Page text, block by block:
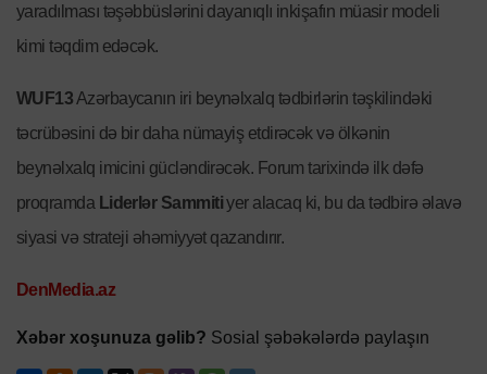
yaradılması təşəbbüslərini dayanıqlı inkişafın müasir modeli
kimi təqdim edəcək.
WUF13 Azərbaycanın iri beynəlxalq tədbirlərin təşkilindəki
təcrübəsini də bir daha nümayiş etdirəcək və ölkənin
beynəlxalq imicini gücləndirəcək. Forum tarixində ilk dəfə
proqramda Liderlər Sammitiyer alacaq ki, bu da tədbirə əlavə
siyasi və strateji əhəmiyyət qazandırır.
DenMedia.az
Xəbər xoşunuza gəlib? Sosial şəbəkələrdə paylaşın